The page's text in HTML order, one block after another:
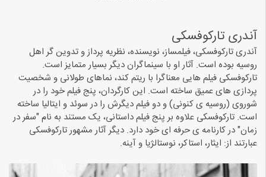
آندری تارکوفسکی
آندری تارکوفسکی، فیلمساز، نویسنده، نظریه پرداز و تدوین گر اهل
روسیه بوده است. آثار او با سینماگران دیگر بسیار متمایز است.
تارکوفسکی فیلم هایی معناگرا با ریتم کند، نماهای طولانی و شخصیت
پردازی های عمیق ساخته است. این کارگردان، پنج فیلم خود را در
شوروی (روسیه ی کنونی) و دو فیلم دیگرش را در سوئد و ایتالیا ساخته
است. تارکوفسکی علاوه بر پنج فیلم داستانی، یک مستند به نام "سفر در
زمان" در کارنامه ی حرفه ای خود دارد. دیگر آثار مشهور تارکوفسکی
عبارتند از: ایثار، استاکر، نوستالژیا و آینه.